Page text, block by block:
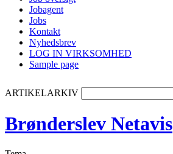
Jobagent
Jobs
Kontakt
Nyhedsbrev
LOG IN VIRKSOMHED
Sample page
ARTIKELARKIV
Brønderslev Netavis